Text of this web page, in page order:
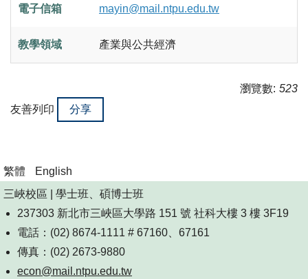
電子信箱 mayin@mail.ntpu.edu.tw
教學領域 產業與公共經濟
瀏覽數: 523
友善列印
分享
繁體
English
三峽校區 | 學士班、碩博士班
237303 新北市三峽區大學路 151 號 社科大樓 3 樓 3F19
電話：(02) 8674-1111 # 67160、67161
傳真：(02) 2673-9880
econ@mail.ntpu.edu.tw